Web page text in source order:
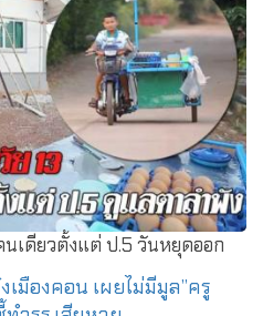
นเดียวตั้งแต่ ป.5 วันหยุดออก